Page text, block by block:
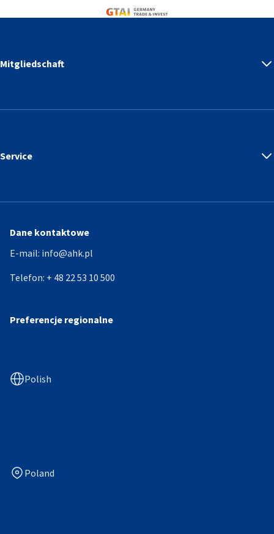
Germany Trade & Invest
Mitgliedschaft
Service
Dane kontaktowe
E-mail: info@ahk.pl
Telefon: + 48 22 53 10 500
Preferencje regionalne
Polish
Poland